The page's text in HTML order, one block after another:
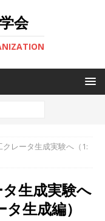
会
レータ生成実験へ（1:
生成実験へ
生成編）